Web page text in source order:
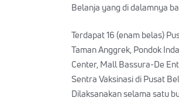
Belanja yang di dalamnya
Terdapat 16 (enam belas)
Taman Anggrek, Pondok
Center, Mall Bassura-De
Sentra Vaksinasi di Pusat
Dilaksanakan selama satu